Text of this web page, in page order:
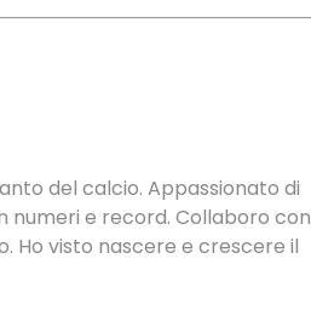
del calcio. Appassionato di
numeri e record. Collaboro con
Ho visto nascere e crescere il